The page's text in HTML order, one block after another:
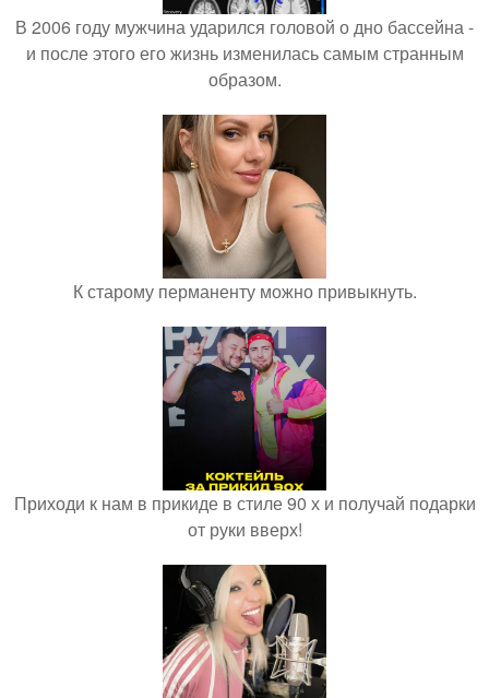
В 2006 году мужчина ударился головой о дно бассейна -
и после этого его жизнь изменилась самым странным
образом.
К старому перманенту можно привыкнуть.
Приходи к нам в прикиде в стиле 90 х и получай подарки
от руки вверх!